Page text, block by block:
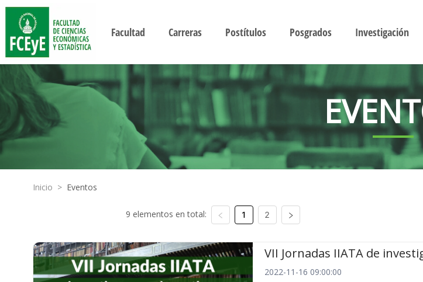
Facultad Carreras Postítulos Posgrados Investigación
Inicio > Eventos
9 elementos en total: 1 2
VII Jornadas IIATA de
2022-11-16 09:00:00